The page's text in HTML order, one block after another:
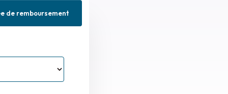
de remboursement